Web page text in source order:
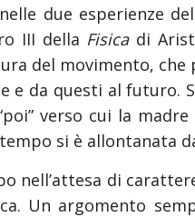
due esperienze
III della Fisicadi
del movimento, che
e da questi al
verso cui la
si è allontanata
nell’attesa di
Un argomento